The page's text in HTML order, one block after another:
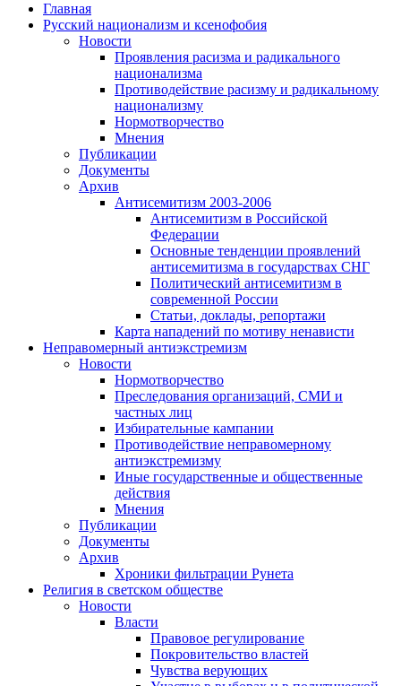
Главная
Русский национализм и ксенофобия
Новости
Проявления расизма и радикального
национализма
Противодействие расизму и радикальному
национализму
Нормотворчество
Мнения
Публикации
Документы
Архив
Антисемитизм 2003-2006
Антисемитизм в Российской
Федерации
Основные тенденции проявлений
антисемитизма в государствах СНГ
Политический антисемитизм в
современной России
Статьи, доклады, репортажи
Карта нападений по мотиву ненависти
Неправомерный антиэкстремизм
Новости
Нормотворчество
Преследования организаций, СМИ и
частных лиц
Избирательные кампании
Противодействие неправомерному
антиэкстремизму
Иные государственные и общественные
действия
Мнения
Публикации
Документы
Архив
Хроники фильтрации Рунета
Религия в светском обществе
Новости
Власти
Правовое регулирование
Покровительство властей
Чувства верующих